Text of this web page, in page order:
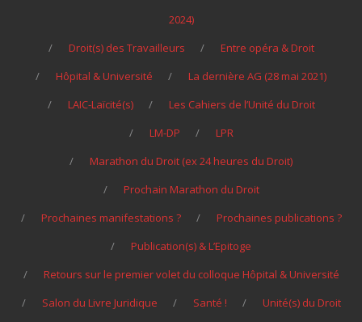
2024)
Droit(s) des Travailleurs
Entre opéra & Droit
Hôpital & Université
La dernière AG (28 mai 2021)
LAIC-Laïcité(s)
Les Cahiers de l’Unité du Droit
LM-DP
LPR
Marathon du Droit (ex 24 heures du Droit)
Prochain Marathon du Droit
Prochaines manifestations ?
Prochaines publications ?
Publication(s) & L’Epitoge
Retours sur le premier volet du colloque Hôpital & Université
Salon du Livre Juridique
Santé ! Unité(s) du Droit